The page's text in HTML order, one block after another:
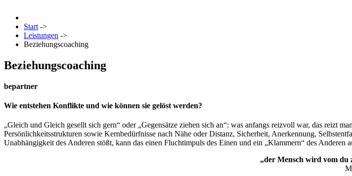
Start ->
Leistungen ->
Beziehungscoaching
Beziehungscoaching
bepartner
Wie entstehen Konflikte und wie können sie gelöst werden?
„Gleich und Gleich gesellt sich gern“ oder „Gegensätze ziehen sich an“: was anfangs reizvoll war, das reizt
Persönlichkeitsstrukturen sowie Kernbedürfnisse nach Nähe oder Distanz, Sicherheit, Anerkennung,
Unabhängigkeit des Anderen stößt, kann das einen Fluchtimpuls des Einen und ein „Klammern“ des
„der Mensch wird vom du
M.